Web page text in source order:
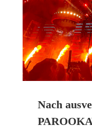
Nach